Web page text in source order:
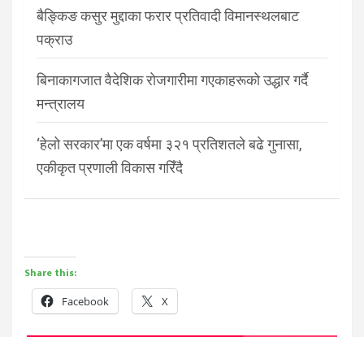
बैङ्किङ कसुर मुद्दाका फरार प्रतिवादी विमानस्थलबाट
पक्राउ
बिनाकागजात वैदेशिक रोजगारीमा गएकाहरूको उद्धार गर्दै
मन्त्रालय
‘हेलो सरकार’मा एक वर्षमा ३२१ प्रतिशतले बढे गुनासा,
एकीकृत प्रणाली विकास गरिँदै
Share this:
Facebook X